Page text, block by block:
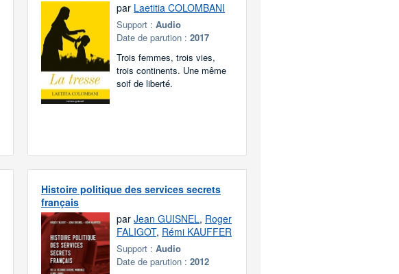
par Laetitia COLOMBANI
Support : Audio
Date de parution : 2017
Trois femmes, trois vies,
trois continents. Une même
soif de liberté.
Histoire politique des services secrets
français
par Jean GUISNEL, Roger
FALIGOT, Rémi KAUFFER
Support : Audio
Date de parution : 2012